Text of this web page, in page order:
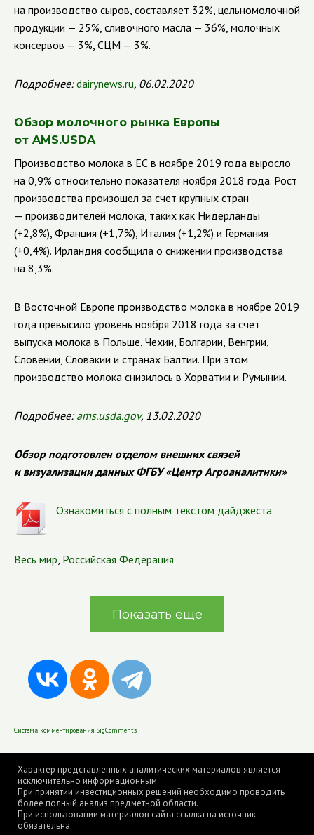
на производство сыров, составляет 32%, цельномолочной
продукции — 25%, сливочного масла — 36%, молочных
консервов — 3%, СЦМ — 3%.
Подробнее: dairynews.ru, 06.02.2020
Обзор молочного рынка Европы
от AMS.USDA
Производство молока в ЕС в ноябре 2019 года выросло
на 0,9% относительно показателя ноября 2018 года. Рост
производства произошел за счет крупных стран
— производителей молока, таких как Нидерланды
(+2,8%), Франция (+1,7%), Италия (+1,2%) и Германия
(+0,4%). Ирландия сообщила о снижении производства
на 8,3%.
В Восточной Европе производство молока в ноябре 2019
года превысило уровень ноября 2018 года за счет
выпуска молока в Польше, Чехии, Болгарии, Венгрии,
Словении, Словакии и странах Балтии. При этом
производство молока снизилось в Хорватии и Румынии.
Подробнее: ams.usda.gov, 13.02.2020
Обзор подготовлен отделом внешних связей
и визуализации данных ФГБУ «Центр Агроаналитики»
Ознакомиться с полным текстом дайджеста
Весь мир, Российская Федерация
Показать еще
Система комментирования SigComments
Характер представленных аналитических материалов является
исключительно информационным.
При принятии инвестиционных решений необходимо проводить
более полный анализ предметной области.
При использовании материалов сайта ссылка на источник
обязательна.